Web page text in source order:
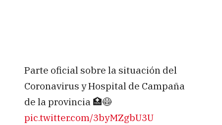
Parte oficial sobre la situación del
Coronavirus y Hospital de Campaña
de la provincia 🏥😷
pic.twitter.com/3byMZgbU3U